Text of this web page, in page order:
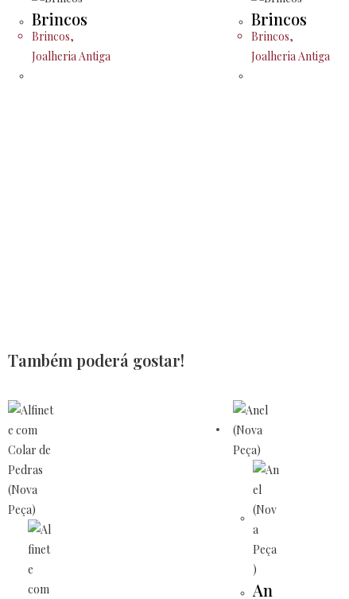
Brincos
Brincos,
Joalheria Antiga
Brincos
Brincos,
Joalheria Antiga
Também poderá gostar!
An